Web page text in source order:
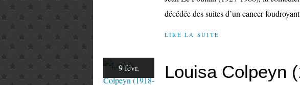
décédée des suites d’un cancer
LIRE LA SUITE
9 févr. Louisa Colpeyn